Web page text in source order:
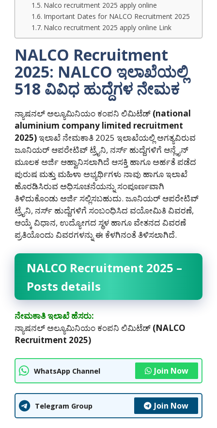
Nalco recruitment 2025 apply online
Important Dates for NALCO Recruitment 2025
Nalco recruitment 2025 apply online Link
NALCO Recruitment
2025: NALCO ಇಲಾಖೆಯಲ್ಲಿ
518 ವಿವಿಧ ಹುದ್ದೆಗಳ ನೇಮಕ
ನ್ಯಾಷನಲ್ ಅಲ್ಯೂಮಿನಿಯಂ ಕಂಪನಿ ಲಿಮಿಟೆಡ್ (national
aluminium company limited recruitment
2025)ಇಲಾಖೆ ನೇಮಕಾತಿ 2025 ಇಲಾಖೆಯಲ್ಲಿ ಅಗತ್ಯವಿರುವ
ಜೂನಿಯರ್ ಆಪರೇಟಿವ್ ಟ್ರೈನಿ, ನರ್ಸ್ ಹುದ್ದೆಗಳಿಗೆ ಆನ್ಲೈನ್
ಮೂಲಕ ಅರ್ಜಿ ಆಹ್ವಾನಿಸಲಾಗಿದೆ ಆಸಕ್ತಿ ಹಾಗೂ ಅರ್ಹತೆ ಪಡೆದ
ಪುರುಷ ಮತ್ತು ಮಹಿಳಾ ಅಭ್ಯರ್ಥಿಗಳು ನಾವು ಹಾಗೂ ಇಲಾಖೆ
ಹೊರಡಿಸಿರುವ ಅಧಿಸೂಚನೆಯನ್ನು ಸಂಪೂರ್ಣವಾಗಿ
ತಿಳಿದುಕೊಂಡು ಅರ್ಜಿ ಸಲ್ಲಿಸಬಹುದು. ಜೂನಿಯರ್ ಆಪರೇಟಿವ್
ಟ್ರೈನಿ, ನರ್ಸ್ ಹುದ್ದೆಗಳಿಗೆ ಸಂಬಂಧಿಸಿದ ವಯೋಮಿತಿ ವಿವರಣೆ,
ಆಯ್ಕೆ ವಿಧಾನ, ಉದ್ಯೋಗದ ಸ್ಥಳ ಹಾಗೂ ವೇತನದ ವಿವರಣೆ
ಪ್ರತಿಯೊಂದು ವಿವರಗಳನ್ನು ಈ ಕೆಳಗಿನಂತೆ ತಿಳಿಸಲಾಗಿದೆ.
NALCO Recruitment 2025 –
Posts details
ನೇಮಕಾತಿ ಇಲಾಖೆ ಹೆಸರು:
ನ್ಯಾಷನಲ್ ಅಲ್ಯೂಮಿನಿಯಂ ಕಂಪನಿ ಲಿಮಿಟೆಡ್ (NALCO
Recruitment 2025)
WhatsApp Channel Join Now
Telegram Group Join Now